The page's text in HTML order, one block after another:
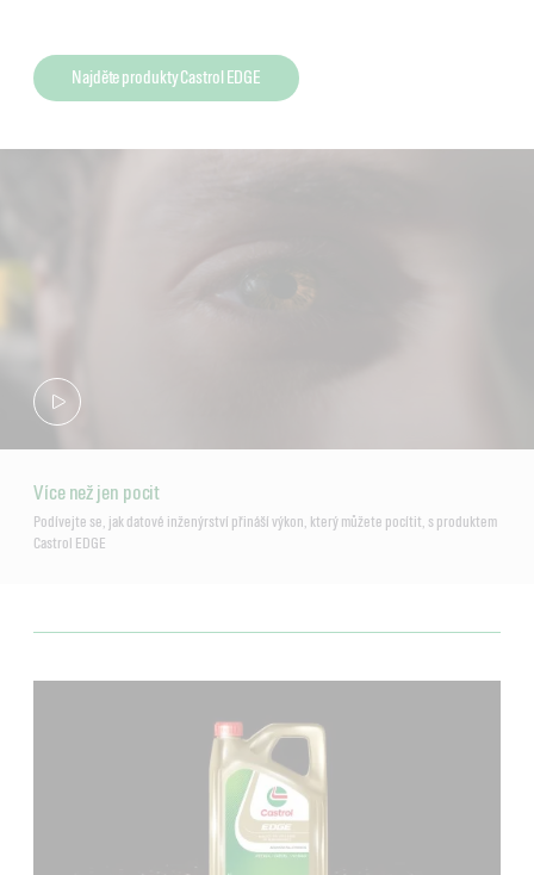
Najděte produkty Castrol EDGE
Více než jen pocit
Podívejte se, jak datové inženýrství přináší výkon, který můžete pocítit, s produktem
Castrol EDGE